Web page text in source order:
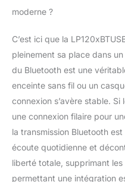
moderne ?
C’est ici que la
pleinement sa place dans
du Bluetooth est une
enceinte sans fil ou un
connexion s’avère stable.
une connexion filaire pour
la transmission Bluetooth
écoute quotidienne et
liberté totale, supprimant
permettant une intégration